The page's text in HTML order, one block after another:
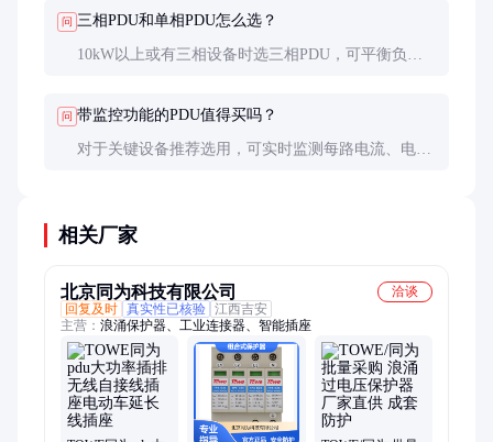
问 三相PDU和单相PDU怎么选？
10kW以上或有三相设备时选三相PDU，可平衡负
问 带监控功能的PDU值得买吗？
对于关键设备推荐选用，可实时监测每路电流、电
相关厂家
北京同为科技有限公司
洽谈
回复及时 真实性已核验 江西吉安
主营： 浪涌保护器、工业连接器、智能插座